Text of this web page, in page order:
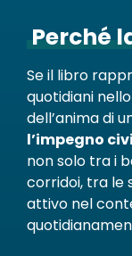
Perché
Se il libro
quotidiani
dell’anima di
l’impegno
non solo tra i
corridoi, tra le
attivo nel